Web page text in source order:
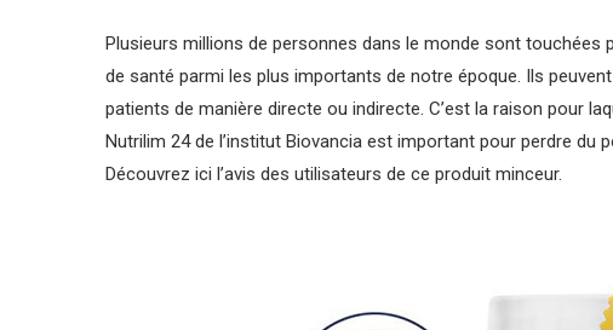
Plusieurs millions de personnes dans le monde sont touchées
de santé parmi les plus importants de notre époque. Ils
patients de manière directe ou indirecte. C’est la raison pour
Nutrilim 24 de l’institut Biovancia est important pour perdre
Découvrez ici l’avis des utilisateurs de ce produit minceur.